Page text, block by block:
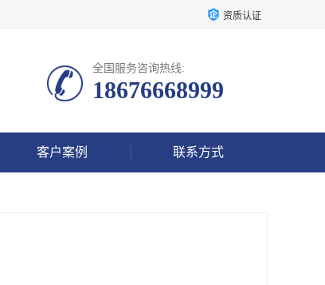
资质认证
全国服务咨询热线:
18676668999
客户案例 联系方式